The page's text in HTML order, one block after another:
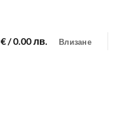
€/ 0.00 лв. Влизане